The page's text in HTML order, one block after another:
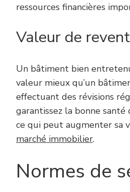
ressources financières
Valeur de
Un bâtiment bien
valeur mieux qu’un
effectuant des révisions
garantissez la bonne
ce qui peut augmenter sa
marché immobilier.
Normes de